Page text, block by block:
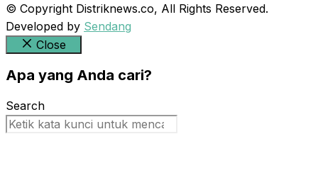
© Copyright Distriknews.co, All Rights Reserved.
Developed by Sendang
Close
Apa yang Anda cari?
Search